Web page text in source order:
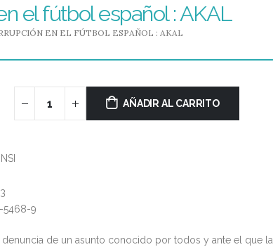
el fútbol español : AKAL
EN EL FÚTBOL ESPAÑOL : AKAL
AÑADIR AL CARRITO
5468-9
de un asunto conocido por todos y ante el que la